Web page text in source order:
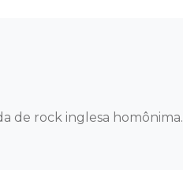
de rock inglesa homônima.